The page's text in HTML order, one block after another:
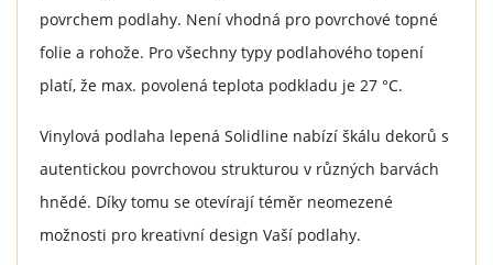
povrchem podlahy. Není vhodná pro povrchové topné
folie a rohože. Pro všechny typy podlahového topení
platí, že max. povolená teplota podkladu je 27 °C.
Vinylová podlaha lepená Solidline nabízí škálu dekorů s
autentickou povrchovou strukturou v různých barvách
hnědé. Díky tomu se otevírají téměr neomezené
možnosti pro kreativní design Vaší podlahy.